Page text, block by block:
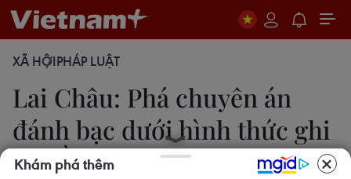
XÃ HỘIPHÁP LUẬT
Lai Châu: Phá chuyên án
đánh bạc dưới hình thức ghi
lô, đề
Khám phá thêm